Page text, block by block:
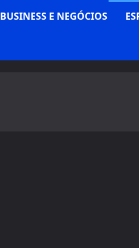
BUSINESS E NEGÓCIOS